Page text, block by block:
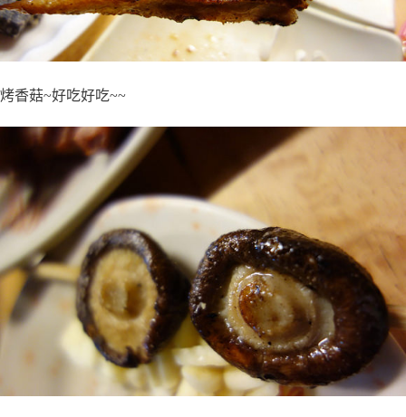
烤香菇~好吃好吃~~